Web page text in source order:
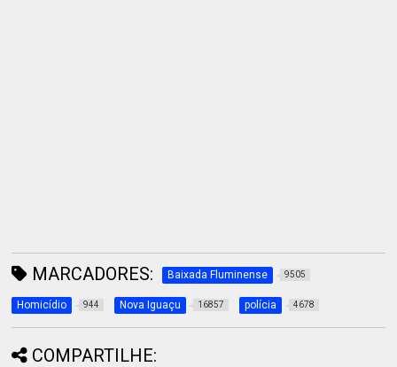
MARCADORES: Baixada Fluminense 9505
Homicídio 944 Nova Iguaçu 16857 polícia 4678
COMPARTILHE: